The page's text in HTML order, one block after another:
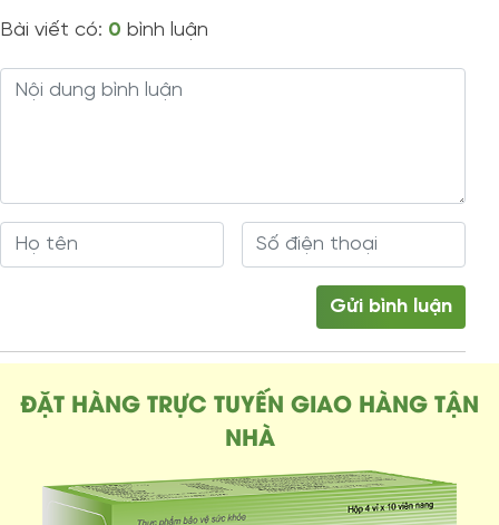
Bài viết có: 0 bình luận
ĐẶT HÀNG TRỰC TUYẾN GIAO HÀNG TẬN
NHÀ